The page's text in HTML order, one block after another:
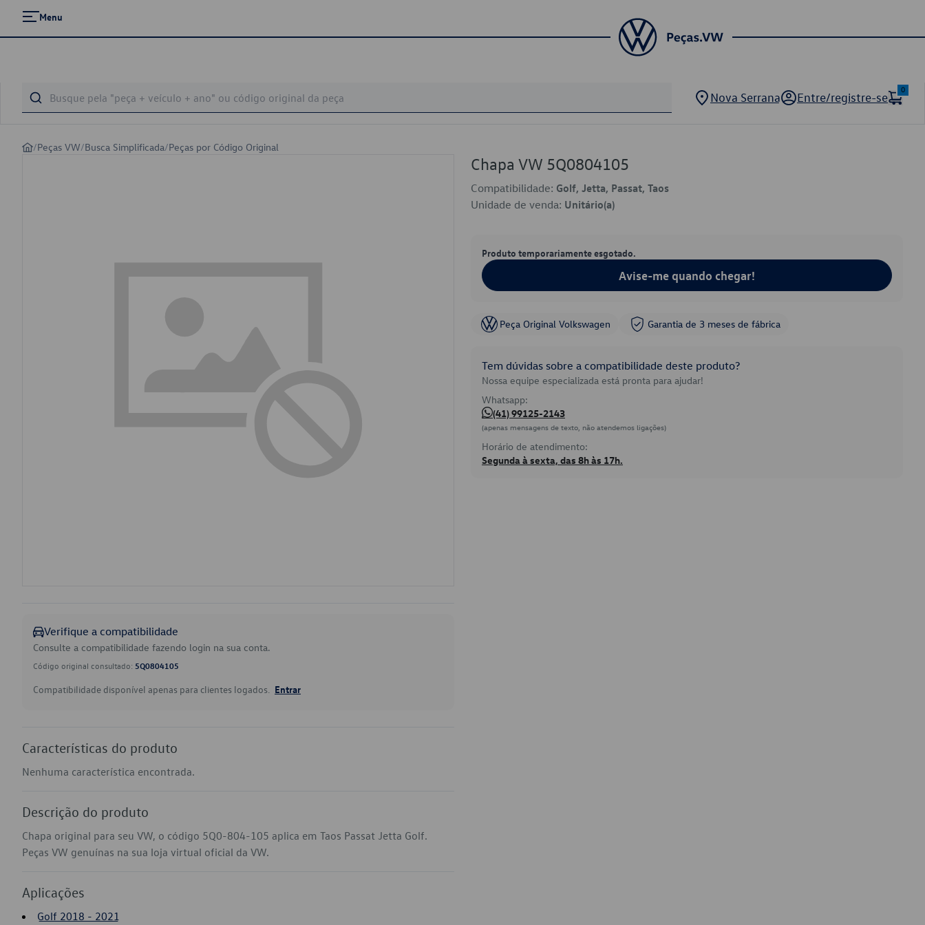
Menu
Nova Serrana Entre/registre-se
0
/Peças VW/Busca Simplificada/Peças por Código Original
Verifique a compatibilidade
Consulte a compatibilidade fazendo login na sua conta.
Código original consultado: 5Q0804105
Compatibilidade disponível apenas para clientes logados. Entrar
Características do produto
Nenhuma característica encontrada.
Descrição do produto
Chapa original para seu VW, o código 5Q0-804-105 aplica em Taos Passat Jetta Golf.
Peças VW genuínas na sua loja virtual oficial da VW.
Aplicações
Golf 2018 - 2021
Chapa VW 5Q0804105
Compatibilidade: Golf, Jetta, Passat, Taos
Unidade de venda: Unitário(a)
Produto temporariamente esgotado.
Avise-me quando chegar!
Peça Original Volkswagen Garantia de 3 meses de fábrica
Tem dúvidas sobre a compatibilidade deste produto?
Nossa equipe especializada está pronta para ajudar!
Whatsapp:
(41) 99125-2143
(apenas mensagens de texto, não atendemos ligações)
Horário de atendimento:
Segunda à sexta, das 8h às 17h.